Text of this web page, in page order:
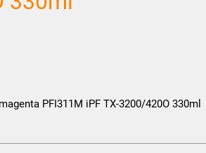
PFI311M iPF TX-3200/420O 330ml